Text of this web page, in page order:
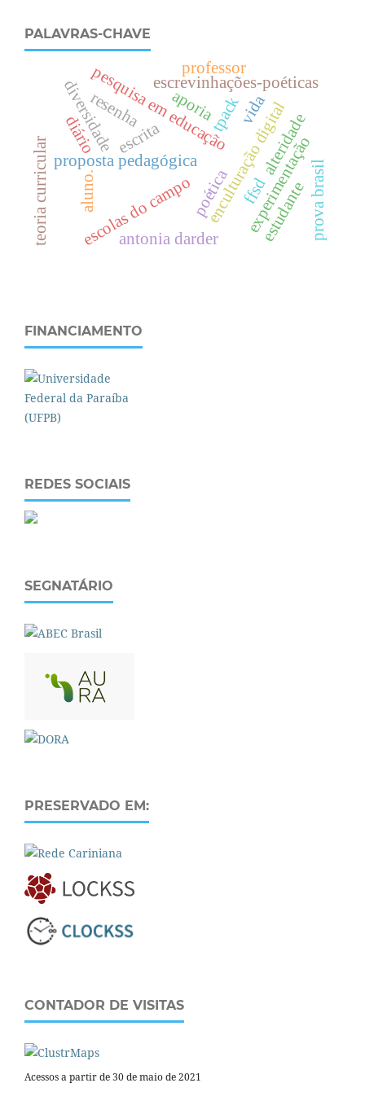
PALAVRAS-CHAVE
proposta pedagógica enculturação digital
pesquisa em educação
escrita
escrevinhações-poéticas
diversidade tpack alteridade
poética
teoria curricular escolas do campo ffsd
vida
experimentação
professor
aluno.
antonia darder
resenha
estudante
diário
aporia
prova brasil
FINANCIAMENTO
REDES SOCIAIS
SEGNATÁRIO
PRESERVADO EM:
CONTADOR DE VISITAS
Acessos a partir de 30 de maio de 2021